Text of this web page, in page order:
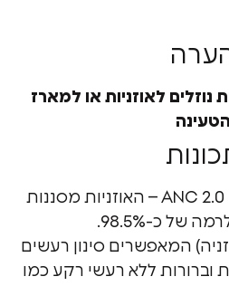
או למארז
✔ תומך בסינון רעשים ANC 2.0 – האוזניות מסננות
המאפשרים סינון רעשים
ללא רעשי רקע כמו